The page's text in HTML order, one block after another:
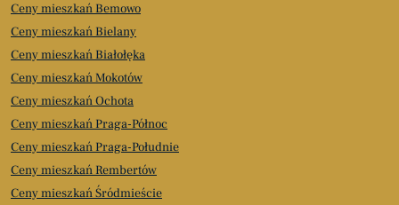
Ceny mieszkań Bemowo
Ceny mieszkań Bielany
Ceny mieszkań Białołęka
Ceny mieszkań Mokotów
Ceny mieszkań Ochota
Ceny mieszkań Praga-Północ
Ceny mieszkań Praga-Południe
Ceny mieszkań Rembertów
Ceny mieszkań Śródmieście